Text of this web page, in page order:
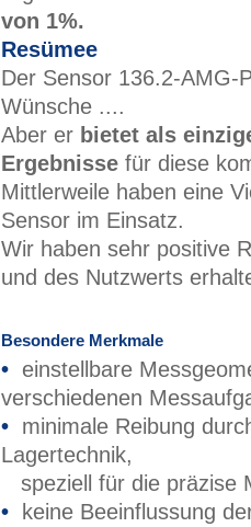
von 1%.
Resümee
Der Sensor 136.2-AMG-
Wünsche ....
Aber er bietet als
Ergebnisse für diese
Mittlerweile haben eine
Sensor im Einsatz.
Wir haben sehr positive
und des Nutzwerts
Besondere Merkmale
• einstellbare
verschiedenen
• minimale Reibung
Lagertechnik,
speziell für die präzise
•
keine Beeinflussung